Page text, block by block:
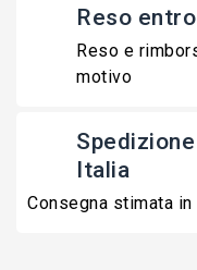
Reso
Reso e
motivo
Italia
Consegna stimata